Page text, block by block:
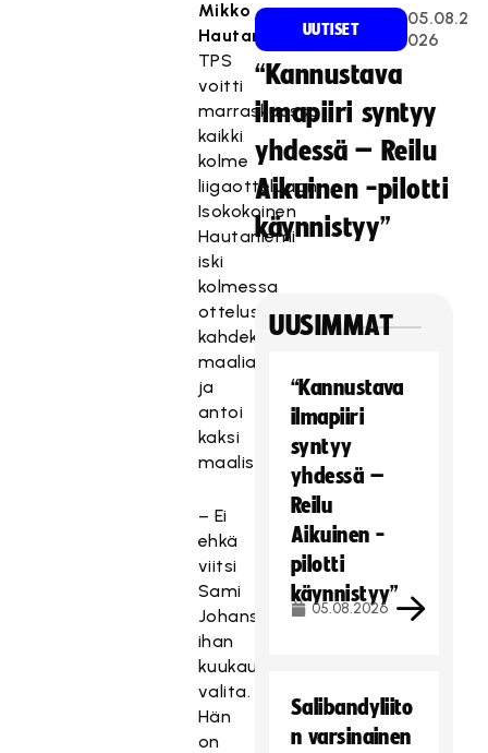
Mikko
Hautaniemi
TPS
voitti
marraskuussa
kaikki
kolme
liigaotteluaan.
Isokokoinen
Hautaniemi
iski
kolmessa
ottelussa
kahdeksan
maalia
ja
antoi
kaksi
maalisyöttöä.
– Ei
ehkä
viitsi
Sami
Johanssonia
ihan
kuukausi
valita.
Hän
on
UUTISET
05.08.2
026
“Kannustava
ilmapiiri syntyy
yhdessä – Reilu
Aikuinen -pilotti
käynnistyy”
UUSIMMAT
“Kannustava
ilmapiiri
syntyy
yhdessä –
Reilu
Aikuinen -
pilotti
käynnistyy”
05.08.2026
Salibandyliito
n varsinainen